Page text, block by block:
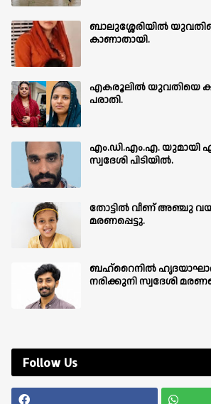
ബാലുശ്ശേരിയില്‍
കാണാതായി.
എകരൂലിൽ യുവതിയെ
പരാതി.
എം.ഡി.എം.എ. യുമായി
സ്വദേശി പിടിയിൽ.
തോട്ടിൽ വീണ് അഞ്ചു
മരണപ്പെട്ടു.
ബഹ്‌റൈനിൽ
നരിക്കുനി സ്വദേശി
Follow Us